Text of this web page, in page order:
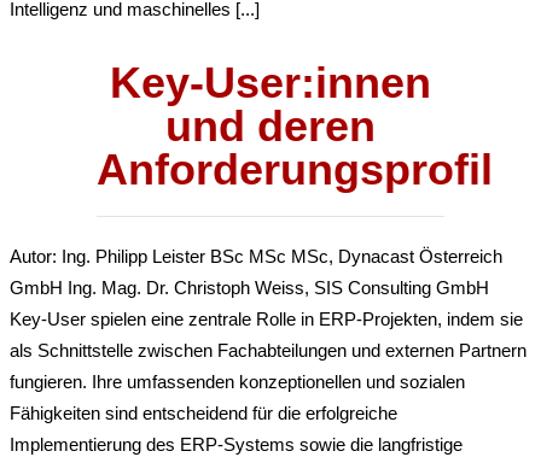
Intelligenz und maschinelles [...]
Key-User:innen
und deren
Anforderungsprofil
Autor: Ing. Philipp Leister BSc MSc MSc, Dynacast Österreich
GmbH Ing. Mag. Dr. Christoph Weiss, SIS Consulting GmbH
Key-User spielen eine zentrale Rolle in ERP-Projekten, indem sie
als Schnittstelle zwischen Fachabteilungen und externen Partnern
fungieren. Ihre umfassenden konzeptionellen und sozialen
Fähigkeiten sind entscheidend für die erfolgreiche
Implementierung des ERP-Systems sowie die langfristige